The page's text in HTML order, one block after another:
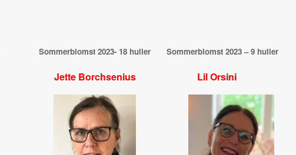
Sommerblomst 2023- 18 huller
Jette Borchsenius
Sommerblomst 2023 – 9 huller
Lil Orsini